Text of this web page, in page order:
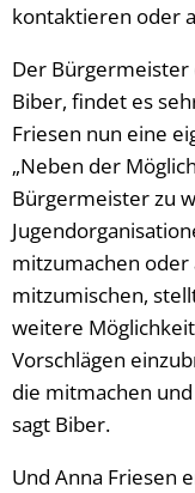
kontaktieren oder
Der Bürgermeister
Biber, findet es
Friesen nun eine
„Neben der
Bürgermeister zu
mitzumachen
mitzumischen,
weitere
Vorschlägen
die mitmachen
sagt Biber.
Und Anna Friesen